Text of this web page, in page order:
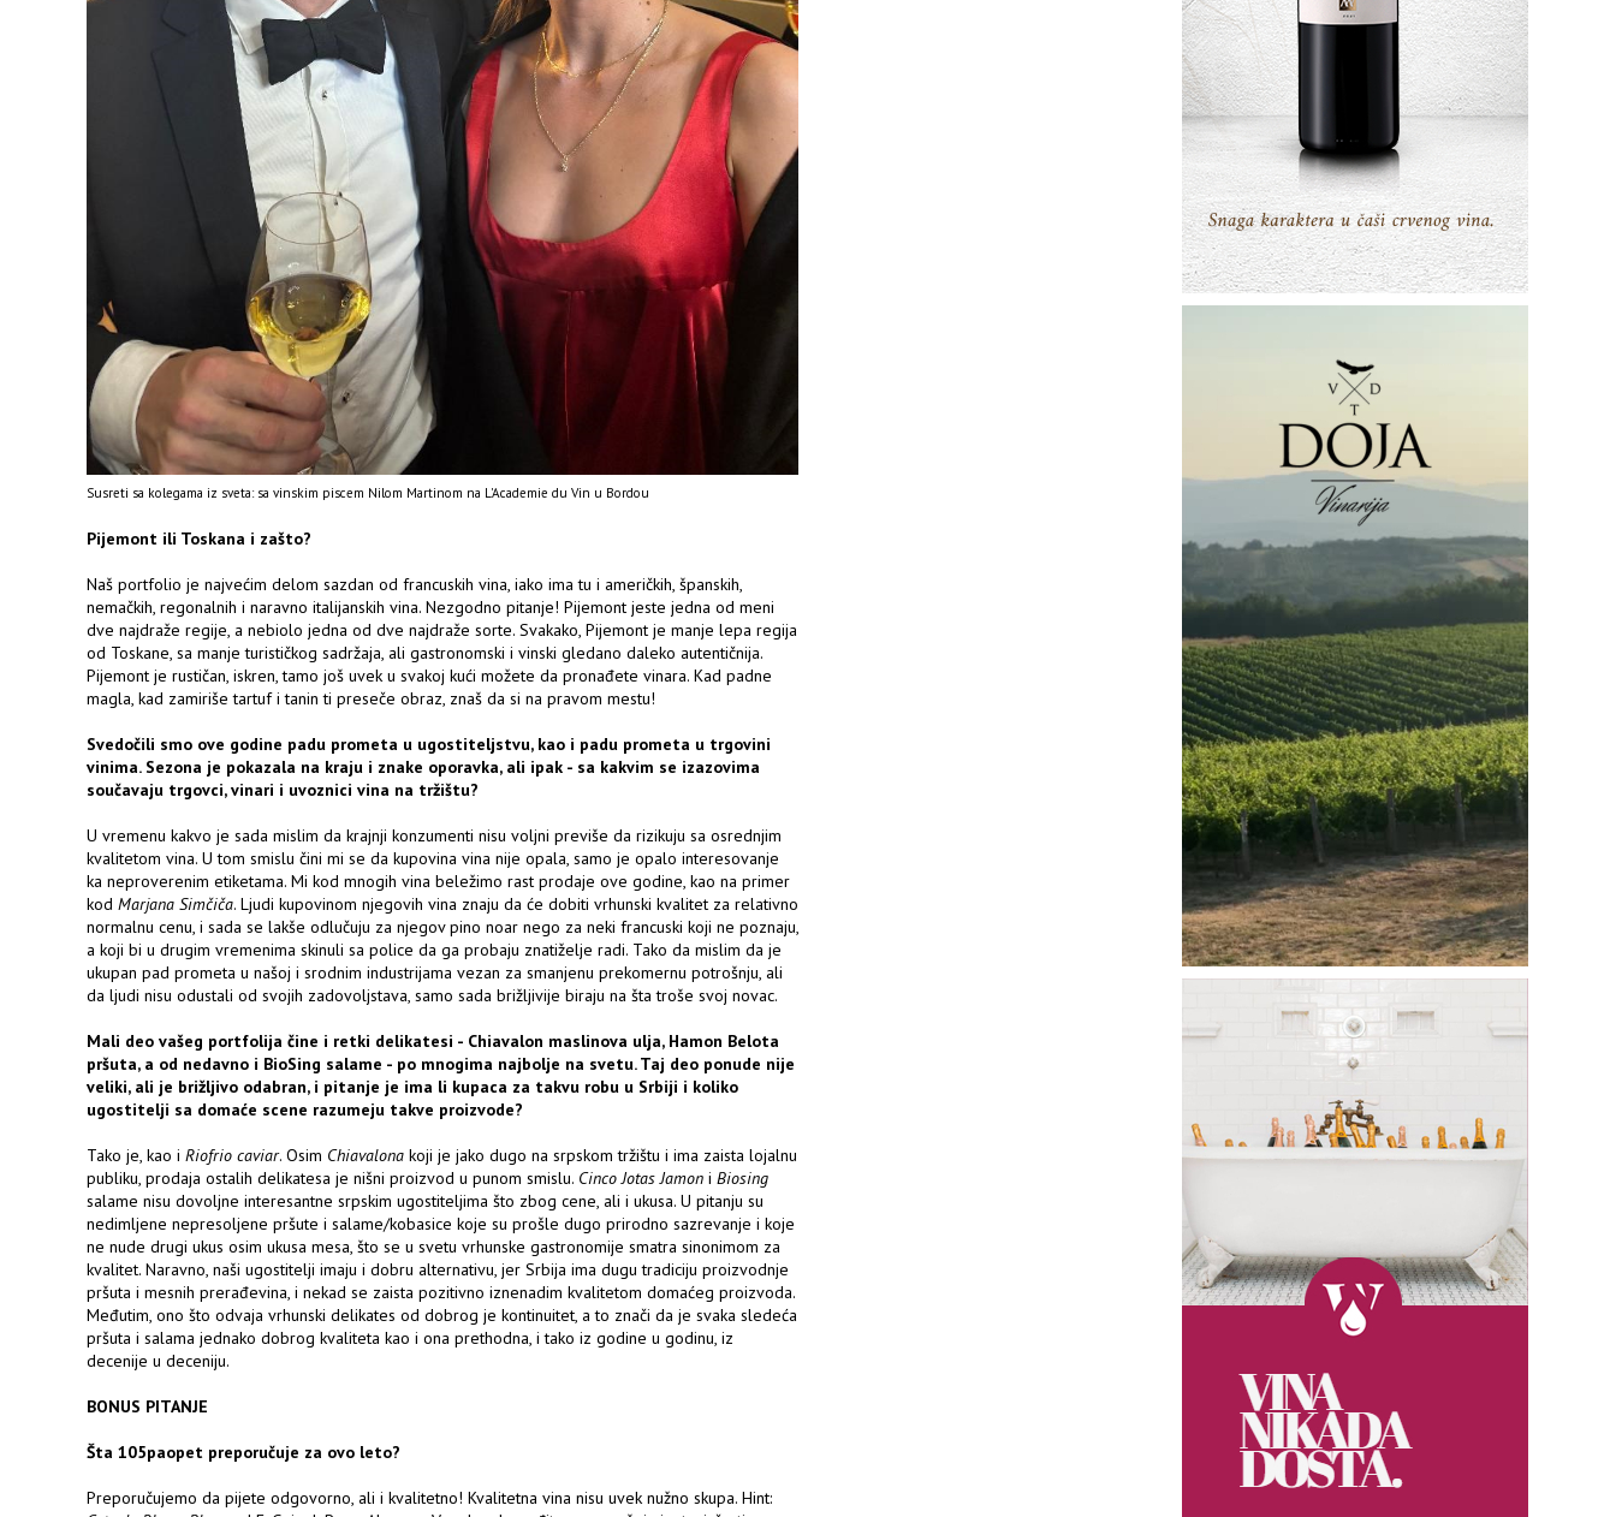
Susreti sa kolegama iz sveta: sa vinskim piscem Nilom Martinom na L'Academie du Vin u Bordou
Pijemont ili Toskana i zašto?
Naš portfolio je najvećim delom sazdan od francuskih vina, iako ima tu i američkih, španskih,
nemačkih, regonalnih i naravno italijanskih vina. Nezgodno pitanje! Pijemont jeste jedna od meni
dve najdraže regije, a nebiolo jedna od dve najdraže sorte. Svakako, Pijemont je manje lepa regija
od Toskane, sa manje turističkog sadržaja, ali gastronomski i vinski gledano daleko autentičnija.
Pijemont je rustičan, iskren, tamo još uvek u svakoj kući možete da pronađete vinara. Kad padne
magla, kad zamiriše tartuf i tanin ti preseče obraz, znaš da si na pravom mestu!
Svedočili smo ove godine padu prometa u ugostiteljstvu, kao i padu prometa u trgovini
vinima. Sezona je pokazala na kraju i znake oporavka, ali ipak - sa kakvim se izazovima
součavaju trgovci, vinari i uvoznici vina na tržištu?
U vremenu kakvo je sada mislim da krajnji konzumenti nisu voljni previše da rizikuju sa osrednjim
kvalitetom vina. U tom smislu čini mi se da kupovina vina nije opala, samo je opalo interesovanje
ka neproverenim etiketama. Mi kod mnogih vina beležimo rast prodaje ove godine, kao na primer
kod Marjana Simčiča. Ljudi kupovinom njegovih vina znaju da će dobiti vrhunski kvalitet za relativno
normalnu cenu, i sada se lakše odlučuju za njegov pino noar nego za neki francuski koji ne poznaju,
a koji bi u drugim vremenima skinuli sa police da ga probaju znatiželje radi. Tako da mislim da je
ukupan pad prometa u našoj i srodnim industrijama vezan za smanjenu prekomernu potrošnju, ali
da ljudi nisu odustali od svojih zadovoljstava, samo sada brižljivije biraju na šta troše svoj novac.
Mali deo vašeg portfolija čine i retki delikatesi - Chiavalon maslinova ulja, Hamon Belota
pršuta, a od nedavno i BioSing salame - po mnogima najbolje na svetu. Taj deo ponude nije
veliki, ali je brižljivo odabran, i pitanje je ima li kupaca za takvu robu u Srbiji i koliko
ugostitelji sa domaće scene razumeju takve proizvode?
Tako je, kao i Riofrio caviar. Osim Chiavalona koji je jako dugo na srpskom tržištu i ima zaista lojalnu
publiku, prodaja ostalih delikatesa je nišni proizvod u punom smislu. Cinco Jotas Jamon i Biosing
salame nisu dovoljne interesantne srpskim ugostiteljima što zbog cene, ali i ukusa. U pitanju su
nedimljene nepresoljene pršute i salame/kobasice koje su prošle dugo prirodno sazrevanje i koje
ne nude drugi ukus osim ukusa mesa, što se u svetu vrhunske gastronomije smatra sinonimom za
kvalitet. Naravno, naši ugostitelji imaju i dobru alternativu, jer Srbija ima dugu tradiciju proizvodnje
pršuta i mesnih prerađevina, i nekad se zaista pozitivno iznenadim kvalitetom domaćeg proizvoda.
Međutim, ono što odvaja vrhunski delikates od dobrog je kontinuitet, a to znači da je svaka sledeća
pršuta i salama jednako dobrog kvaliteta kao i ona prethodna, i tako iz godine u godinu, iz
decenije u deceniju.
BONUS PITANJE
Šta 105paopet preporučuje za ovo leto?
Preporučujemo da pijete odgovorno, ali i kvalitetno! Kvalitetna vina nisu uvek nužno skupa. Hint: